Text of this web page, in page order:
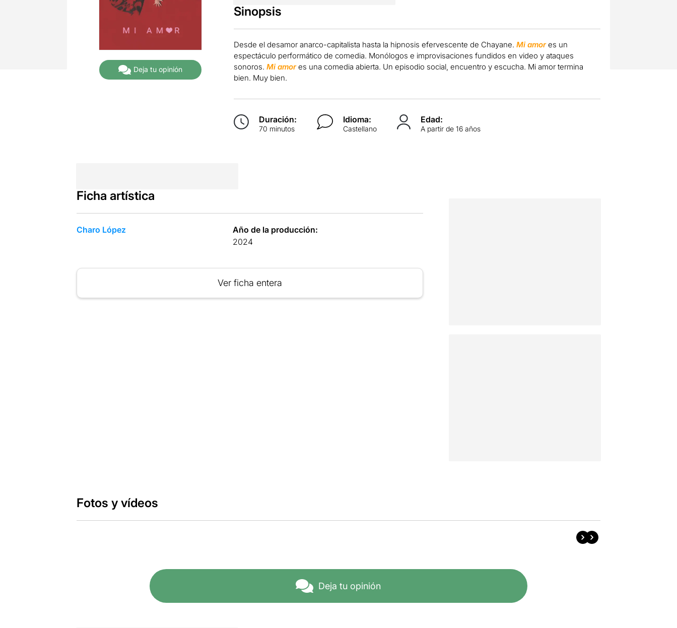
Deja tu opinión
Sinopsis
Desde el desamor anarco-capitalista hasta la hipnosis efervescente de Chayane. Mi amor es un
espectáculo performático de comedia. Monólogos e improvisaciones fundidos en video y ataques
sonoros. Mi amor es una comedia abierta. Un episodio social, encuentro y escucha. Mi amor termina
bien. Muy bien.
Duración:
70 minutos
Idioma:
Castellano
Edad:
A partir de 16 años
Ficha artística
Charo López
Año de la producción:
2024
Ver ficha entera
Fotos y vídeos
Deja tu opinión